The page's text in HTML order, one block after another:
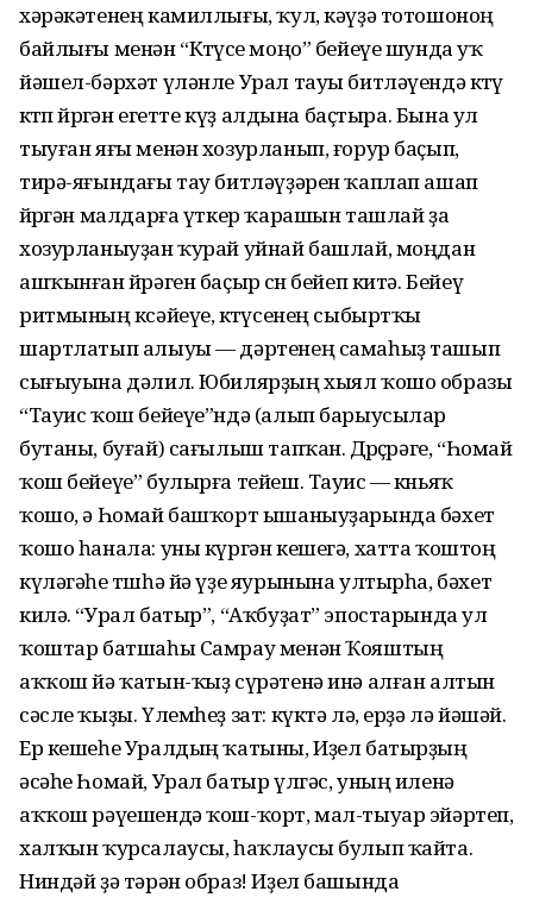
хәрәкәтенең камиллығы, ҡул, кәүҙә тотошоноң
байлығы менән “Көтөүсе моңо” бейеүе шунда уҡ
йәшел-бәрхәт үләнле Урал тауы битләүендә көтөү
көтөп йөрөгән егетте күҙ алдына баҫтыра. Бына ул
тыуған яғы менән хозурланып, ғорур баҫып,
тирә-яғын­дағы тау битләүҙәрен ҡаплап ашап
йөрөгән мал­дарға үткер ҡарашын ташлай ҙа
хозурланыуҙан ҡурай уйнай башлай, моңдан
ашҡынған йөрәген баҫыр өсөн бейеп китә. Бейеү
ритмының көсәйеүе, көтөүсенең сыбыртҡы
шартлатып алыуы — дәртенең самаһыҙ ташып
сығы­уына дәлил. Юбилярҙың хыял ҡошо образы
“Тауис ҡош бейеүе”н­дә (алып барыусылар
бутаны, буғай) сағылыш тапҡан. Дөрөҫөрәге, “Һомай
ҡош бейеүе” булырға тейеш. Тауис — көньяҡ
ҡошо, ә Һомай башҡорт ышаныуҙарында бәхет
ҡошо һанала: уны күргән кешегә, хатта ҡоштоң
күләгәһе төшһә йә үҙе яурынына ултырһа, бәхет
килә. “Урал батыр”, “Аҡбуҙат” эпостарында ул
ҡоштар батшаһы Самрау менән Ҡояштың
аҡҡош йә ҡатын-ҡыҙ сүрәтенә инә алған алтын
сәсле ҡыҙы. Үлемһеҙ зат: күктә лә, ерҙә лә йәшәй.
Ер кешеһе Уралдың ҡатыны, Иҙел батырҙың
әсәһе Һомай, Урал батыр үлгәс, уның иленә
аҡҡош рәүешендә ҡош-ҡорт, мал-тыуар эйәртеп,
халҡын ҡурсалаусы, һаҡлаусы булып ҡайта.
Ниндәй ҙә тәрән образ! Иҙел башында